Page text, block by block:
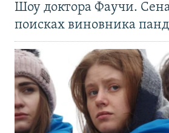
Шоу доктора Фаучи.
поисках виновника